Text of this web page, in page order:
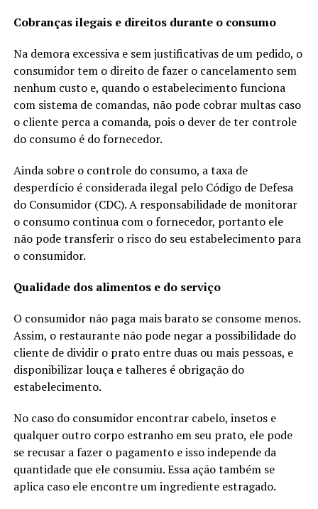
Cobranças ilegais e direitos durante o consumo
Na demora excessiva e sem justificativas de um pedido, o
consumidor tem o direito de fazer o cancelamento sem
nenhum custo e, quando o estabelecimento funciona
com sistema de comandas, não pode cobrar multas caso
o cliente perca a comanda, pois o dever de ter controle
do consumo é do fornecedor.
Ainda sobre o controle do consumo, a taxa de
desperdício é considerada ilegal pelo Código de Defesa
do Consumidor (CDC). A responsabilidade de monitorar
o consumo continua com o fornecedor, portanto ele
não pode transferir o risco do seu estabelecimento para
o consumidor.
Qualidade dos alimentos e do serviço
O consumidor não paga mais barato se consome menos.
Assim, o restaurante não pode negar a possibilidade do
cliente de dividir o prato entre duas ou mais pessoas, e
disponibilizar louça e talheres é obrigação do
estabelecimento.
No caso do consumidor encontrar cabelo, insetos e
qualquer outro corpo estranho em seu prato, ele pode
se recusar a fazer o pagamento e isso independe da
quantidade que ele consumiu. Essa ação também se
aplica caso ele encontre um ingrediente estragado.